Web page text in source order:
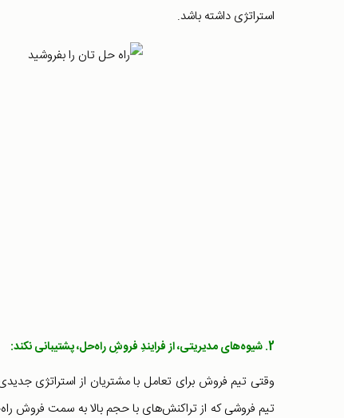
استراتژی داشته باشد.
2. شیوه‌های مدیریتی، از فرایندِ فروشِ راه‌حل، پشتیبانی نکند:
وقتی تیم فروش برای تعامل با مشتریان از استراتژی
تیم فروشی که از تراکنش‌های با حجم بالا به سمت فروش